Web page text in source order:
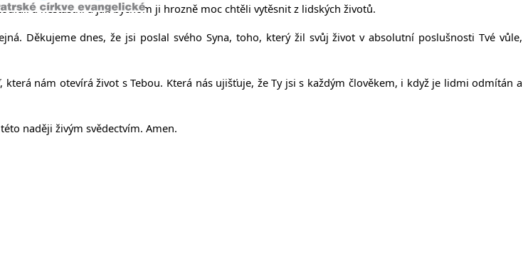
a nešťastní a jak bychom ji hrozně moc chtěli vytěsnit z lidských životů.
Děkujeme dnes, že jsi poslal svého Syna, toho, který žil svůj život v absolutní poslušnosti Tvé vůle,
nám otevírá život s Tebou. Která nás ujišťuje, že Ty jsi s každým člověkem, i když je lidmi odmítán a
naději živým svědectvím. Amen.